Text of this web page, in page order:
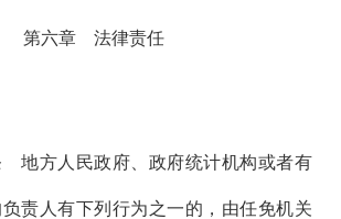
第六章 法律责任
地方人民政府、政府统计机构或者有
责人有下列行为之一的，由任免机关